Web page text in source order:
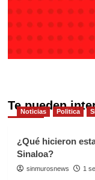
Te pueden
Noticias Politica
¿Qué hicieron
Sinaloa?
sinmurosnews 1